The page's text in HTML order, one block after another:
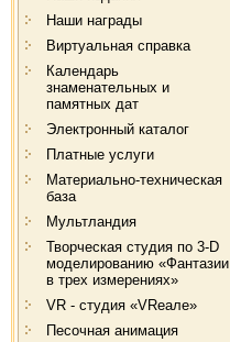
Наши награды
Виртуальная справка
Календарь
знаменательных и
памятных дат
Электронный каталог
Платные услуги
Материально-техническая
база
Мультландия
Творческая студия по 3-D
моделированию «Фантазии
в трех измерениях»
VR - студия «VRеале»
Песочная анимация